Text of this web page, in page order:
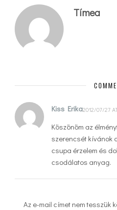
Tímea
Kiss Erika2012/07/27
Köszönöm az
szerencsét kívánok
csupa érzelem és
csodálatos anyag.
Az e-mail címet nem tesszük